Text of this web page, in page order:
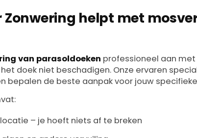
Zonwering helpt met
van parasoldoeken professioneel aan
doek niet beschadigen. Onze ervaren
bepalen de beste aanpak voor jouw
– je hoeft niets af te breken